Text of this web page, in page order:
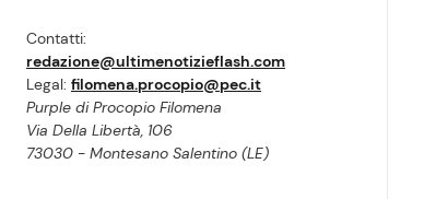
Contatti:
redazione@ultimenotizieflash.com
Legal: filomena.procopio@pec.it
Purple di Procopio Filomena
Via Della Libertà, 106
73030 - Montesano Salentino (LE)